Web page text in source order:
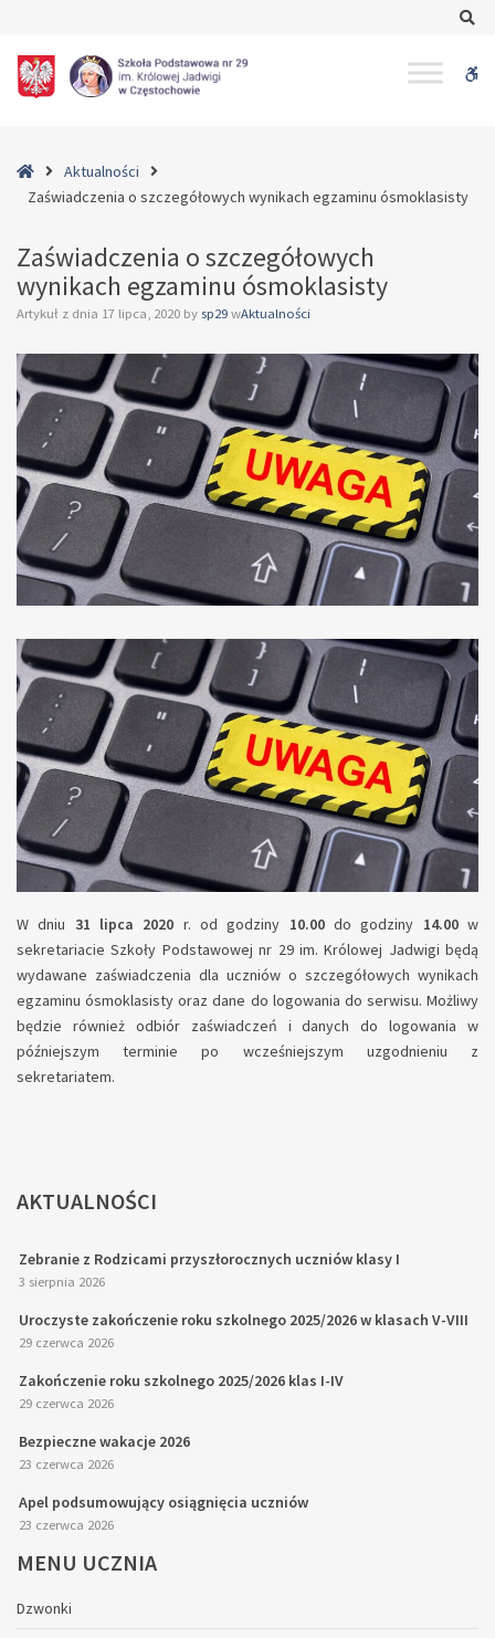
szczegółowych
ósmoklasisty
HomeAktualności
Zaświadczenia o szczegółowych wynikach egzaminu ósmoklasisty
Zaświadczenia o szczegółowych
wynikach egzaminu ósmoklasisty
Artykuł z dnia 17 lipca, 2020 by sp29 wAktualności
W dniu 31 lipca 2020 r. od godziny 10.00do godziny 14.00w
sekretariacie Szkoły Podstawowej nr 29 im. Królowej Jadwigi będą
wydawane zaświadczenia dla uczniów o szczegółowych wynikach
egzaminu ósmoklasisty oraz dane do logowania do serwisu. Możliwy
będzie również odbiór zaświadczeń i danych do logowania w
późniejszym terminie po wcześniejszym uzgodnieniu z
sekretariatem.
AKTUALNOŚCI
Zebranie z Rodzicami przyszłorocznych uczniów klasy I
3 sierpnia 2026
Uroczyste zakończenie roku szkolnego 2025/2026 w klasach V-VIII
29 czerwca 2026
Zakończenie roku szkolnego 2025/2026 klas I-IV
29 czerwca 2026
Bezpieczne wakacje 2026
23 czerwca 2026
Apel podsumowujący osiągnięcia uczniów
23 czerwca 2026
MENU UCZNIA
Dzwonki